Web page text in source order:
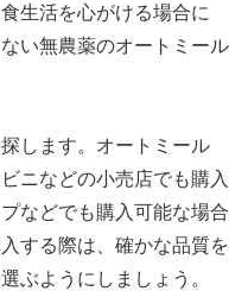
生活を心がける場合に
い無農薬のオートミール
します。オートミール
ニなどの小売店でも購入
などでも購入可能な場合
する際は、確かな品質を
ぶようにしましょう。